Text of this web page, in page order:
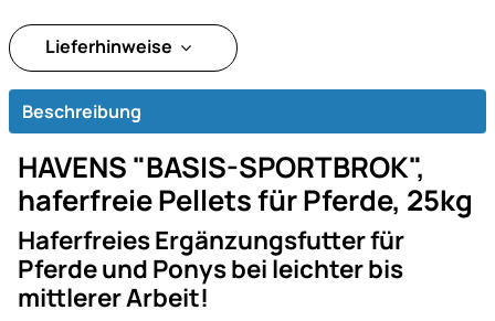
Lieferhinweise
Beschreibung
HAVENS "BASIS-SPORTBROK",
haferfreie Pellets für Pferde, 25kg
Haferfreies Ergänzungsfutter für
Pferde und Ponys bei leichter bis
mittlerer Arbeit!